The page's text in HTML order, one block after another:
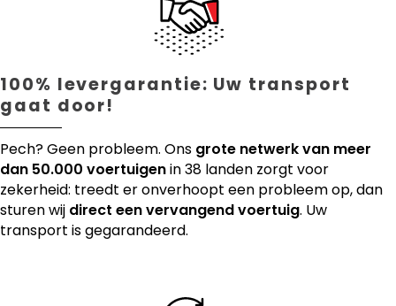
100% levergarantie: Uw transport
gaat door!
Pech? Geen probleem. Ons grote netwerk van meer
dan 50.000 voertuigenin 38 landen zorgt voor
zekerheid: treedt er onverhoopt een probleem op, dan
sturen wij direct een vervangend voertuig. Uw
transport is gegarandeerd.